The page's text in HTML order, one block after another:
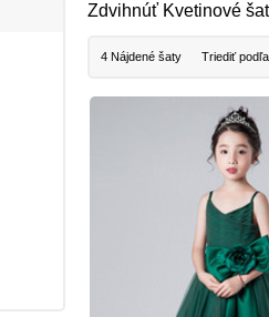
Zdvihnúť Kvetinové
4 Nájdené šaty Triediť